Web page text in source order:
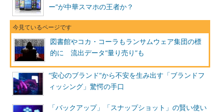
ー”が中華スマホの王者か？
図書館やコカ・コーラもランサムウェア集団の標
的に 流出データ“量り売り”も
“安心のブランド”から不安を生み出す「ブランドフ
ィッシング」驚愕の手口
「バックアップ」「スナップショット」の賢い使い